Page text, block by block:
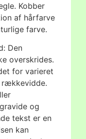
Kobber
af hårfarve
farve.
Den
overskrides.
for varieret
rækkevidde.
og
tekst er en
kan